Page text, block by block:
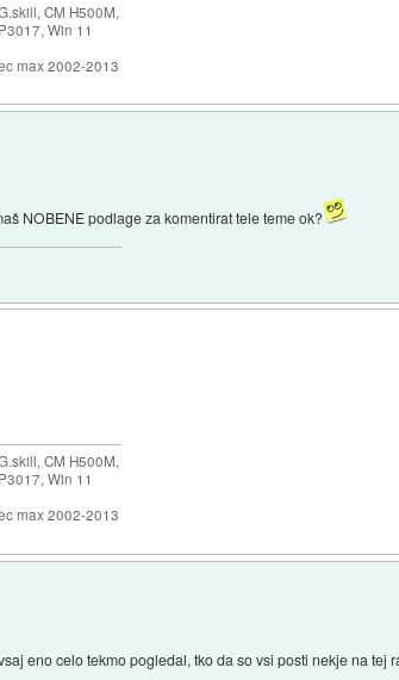
CM H500M,
Win 11
max 2002-2013
NOBENE podlage za komentirat tele teme ok?
CM H500M,
Win 11
max 2002-2013
eno celo tekmo pogledal, tko da so vsi posti nekje na tej